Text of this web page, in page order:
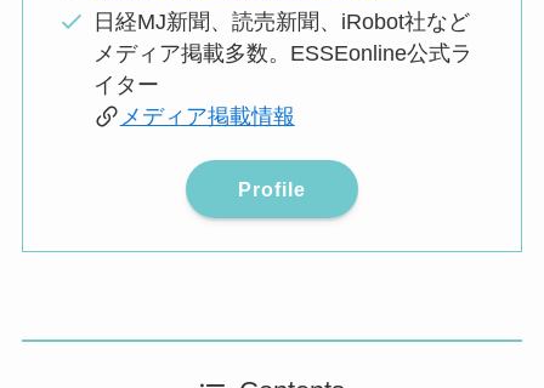
日経MJ新聞、読売新聞、iRobot社など
メディア掲載多数。ESSEonline公式ラ
イター
メディア掲載情報
Profile